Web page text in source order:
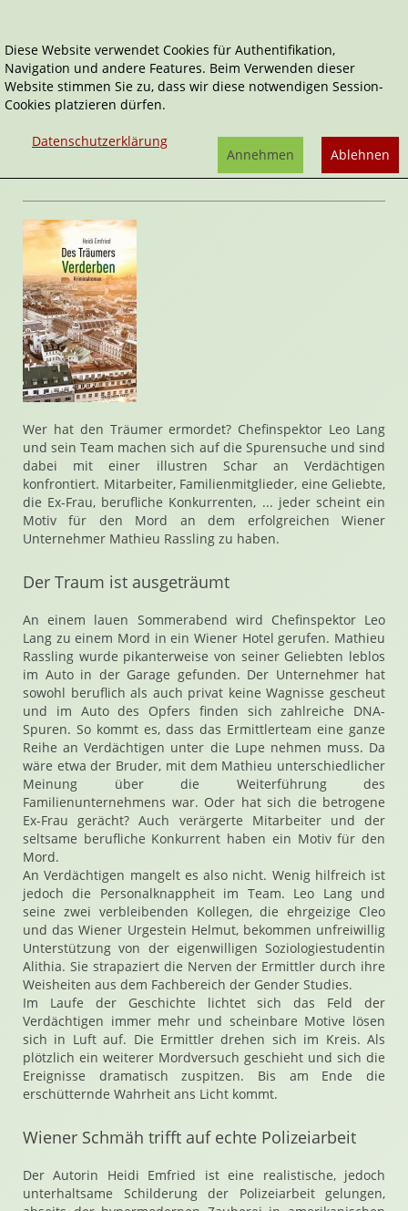
Home Belletristik Des Träumers Verderben
Des Träumers Verderben
Emfried
Rezension von Katharina Ruech | 30. Januar 2020
Wer hat den Träumer ermordet? Chefinspektor Leo Lang
und sein Team machen sich auf die Spurensuche und sind
dabei mit einer illustren Schar an Verdächtigen
konfrontiert. Mitarbeiter, Familienmitglieder, eine Geliebte,
die Ex-Frau, berufliche Konkurrenten, ... jeder scheint ein
Motiv für den Mord an dem erfolgreichen Wiener
Unternehmer Mathieu Rassling zu haben.
Der Traum ist ausgeträumt
An einem lauen Sommerabend wird Chefinspektor Leo
Lang zu einem Mord in ein Wiener Hotel gerufen. Mathieu
Rassling wurde pikanterweise von seiner Geliebten leblos
im Auto in der Garage gefunden. Der Unternehmer hat
sowohl beruflich als auch privat keine Wagnisse gescheut
und im Auto des Opfers finden sich zahlreiche DNA-
Spuren. So kommt es, dass das Ermittlerteam eine ganze
Reihe an Verdächtigen unter die Lupe nehmen muss. Da
wäre etwa der Bruder, mit dem Mathieu unterschiedlicher
Meinung über die Weiterführung des
Familienunternehmens war. Oder hat sich die betrogene
Ex-Frau gerächt? Auch verärgerte Mitarbeiter und der
seltsame berufliche Konkurrent haben ein Motiv für den
Mord.
An Verdächtigen mangelt es also nicht. Wenig hilfreich ist
jedoch die Personalknappheit im Team. Leo Lang und
seine zwei verbleibenden Kollegen, die ehrgeizige Cleo
und das Wiener Urgestein Helmut, bekommen unfreiwillig
Unterstützung von der eigenwilligen Soziologiestudentin
Alithia. Sie strapaziert die Nerven der Ermittler durch ihre
Weisheiten aus dem Fachbereich der Gender Studies.
Im Laufe der Geschichte lichtet sich das Feld der
Verdächtigen immer mehr und scheinbare Motive lösen
sich in Luft auf. Die Ermittler drehen sich im Kreis. Als
plötzlich ein weiterer Mordversuch geschieht und sich die
Ereignisse dramatisch zuspitzen. Bis am Ende die
erschütternde Wahrheit ans Licht kommt.
Wiener Schmäh trifft auf echte Polizeiarbeit
Der Autorin Heidi Emfried ist eine realistische, jedoch
unterhaltsame Schilderung der Polizeiarbeit gelungen,
Diese Website verwendet Cookies für Authentifikation,
Navigation und andere Features. Beim Verwenden dieser
Website stimmen Sie zu, dass wir diese notwendigen Session-
Cookies platzieren dürfen.
Datenschutzerklärung
Ablehnen
Annehmen